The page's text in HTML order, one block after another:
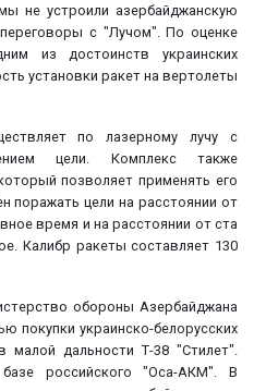
не устроили азербайджанскую
с "Лучом". По оценке
из достоинств украинских
установки ракет на вертолеты
по лазерному лучу с
цели. Комплекс также
позволяет применять его
поражать цели на расстоянии от
время и на расстоянии от ста
Калибр ракеты составляет 130
обороны Азербайджана
покупки украинско-белорусских
малой дальности Т-38 "Стилет".
российского "Оса-АКМ". В